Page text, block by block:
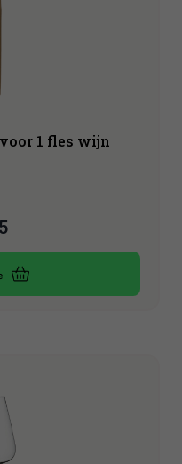
1 fles wijn